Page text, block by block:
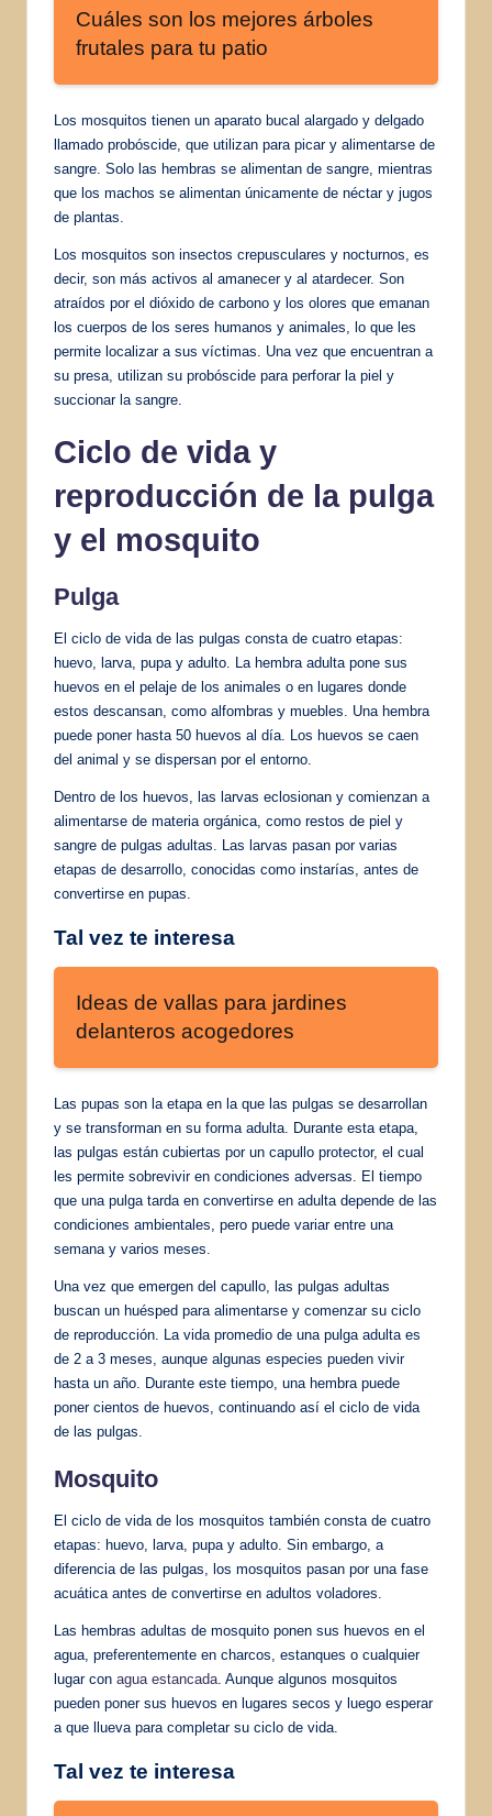
Cuáles son los mejores árboles
frutales para tu patio
Los mosquitos tienen un aparato bucal alargado y delgado
llamado probóscide, que utilizan para picar y alimentarse de
sangre. Solo las hembras se alimentan de sangre, mientras
que los machos se alimentan únicamente de néctar y jugos
de plantas.
Los mosquitos son insectos crepusculares y nocturnos, es
decir, son más activos al amanecer y al atardecer. Son
atraídos por el dióxido de carbono y los olores que emanan
los cuerpos de los seres humanos y animales, lo que les
permite localizar a sus víctimas. Una vez que encuentran a
su presa, utilizan su probóscide para perforar la piel y
succionar la sangre.
Ciclo de vida y
reproducción de la pulga
y el mosquito
Pulga
El ciclo de vida de las pulgas consta de cuatro etapas:
huevo, larva, pupa y adulto. La hembra adulta pone sus
huevos en el pelaje de los animales o en lugares donde
estos descansan, como alfombras y muebles. Una hembra
puede poner hasta 50 huevos al día. Los huevos se caen
del animal y se dispersan por el entorno.
Dentro de los huevos, las larvas eclosionan y comienzan a
alimentarse de materia orgánica, como restos de piel y
sangre de pulgas adultas. Las larvas pasan por varias
etapas de desarrollo, conocidas como instarías, antes de
convertirse en pupas.
Tal vez te interesa
Ideas de vallas para jardines
delanteros acogedores
Las pupas son la etapa en la que las pulgas se desarrollan
y se transforman en su forma adulta. Durante esta etapa,
las pulgas están cubiertas por un capullo protector, el cual
les permite sobrevivir en condiciones adversas. El tiempo
que una pulga tarda en convertirse en adulta depende de las
condiciones ambientales, pero puede variar entre una
semana y varios meses.
Una vez que emergen del capullo, las pulgas adultas
buscan un huésped para alimentarse y comenzar su ciclo
de reproducción. La vida promedio de una pulga adulta es
de 2 a 3 meses, aunque algunas especies pueden vivir
hasta un año. Durante este tiempo, una hembra puede
poner cientos de huevos, continuando así el ciclo de vida
de las pulgas.
Mosquito
El ciclo de vida de los mosquitos también consta de cuatro
etapas: huevo, larva, pupa y adulto. Sin embargo, a
diferencia de las pulgas, los mosquitos pasan por una fase
acuática antes de convertirse en adultos voladores.
Las hembras adultas de mosquito ponen sus huevos en el
agua, preferentemente en charcos, estanques o cualquier
lugar con agua estancada . Aunque algunos mosquitos
pueden poner sus huevos en lugares secos y luego esperar
a que llueva para completar su ciclo de vida.
Tal vez te interesa